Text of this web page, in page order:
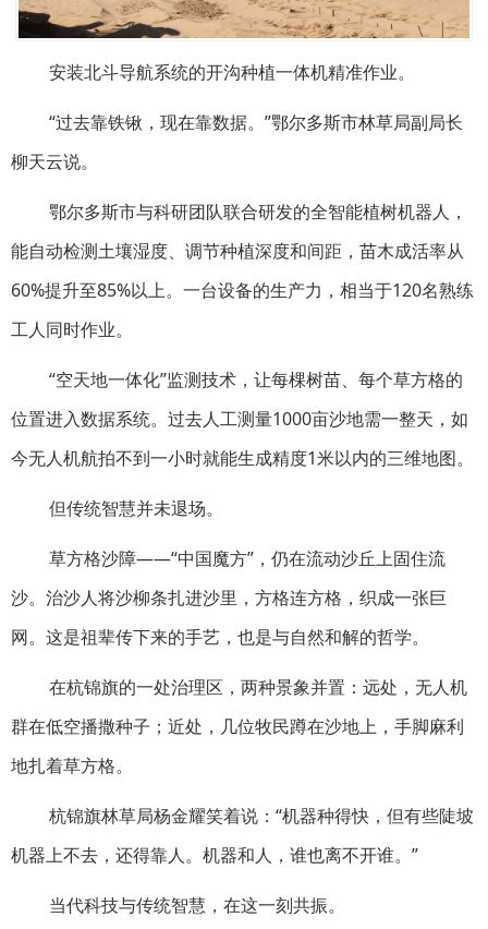
安装北斗导航系统的开沟种植一体机精准作业。
“过去靠铁锹，现在靠数据。”鄂尔多斯市林草局副局长
柳天云说。
鄂尔多斯市与科研团队联合研发的全智能植树机器人，
能自动检测土壤湿度、调节种植深度和间距，苗木成活率从
60%提升至85%以上。一台设备的生产力，相当于120名熟练
工人同时作业。
“空天地一体化”监测技术，让每棵树苗、每个草方格的
位置进入数据系统。过去人工测量1000亩沙地需一整天，如
今无人机航拍不到一小时就能生成精度1米以内的三维地图。
但传统智慧并未退场。
草方格沙障——“中国魔方”，仍在流动沙丘上固住流
沙。治沙人将沙柳条扎进沙里，方格连方格，织成一张巨
网。这是祖辈传下来的手艺，也是与自然和解的哲学。
在杭锦旗的一处治理区，两种景象并置：远处，无人机
群在低空播撒种子；近处，几位牧民蹲在沙地上，手脚麻利
地扎着草方格。
杭锦旗林草局杨金耀笑着说：“机器种得快，但有些陡坡
机器上不去，还得靠人。机器和人，谁也离不开谁。”
当代科技与传统智慧，在这一刻共振。